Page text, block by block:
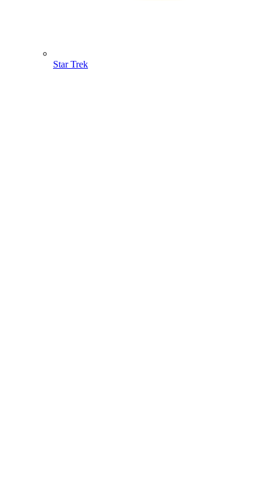
Star Trek